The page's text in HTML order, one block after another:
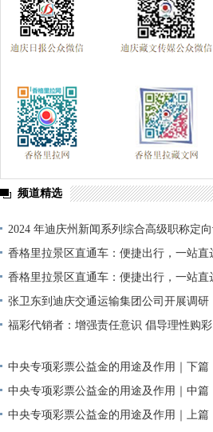
频道精选
2024 年迪庆州新闻系列综合高级职称定
单公示
香格里拉景区直通车：便捷出行，一站直
香格里拉景区直通车：便捷出行，一站直
张卫东到迪庆交通运输集团公司开展调研
福彩代销者：增强责任意识 倡导理性购彩
中央专项彩票公益金的用途及作用｜下篇
中央专项彩票公益金的用途及作用｜中篇
中央专项彩票公益金的用途及作用｜上篇